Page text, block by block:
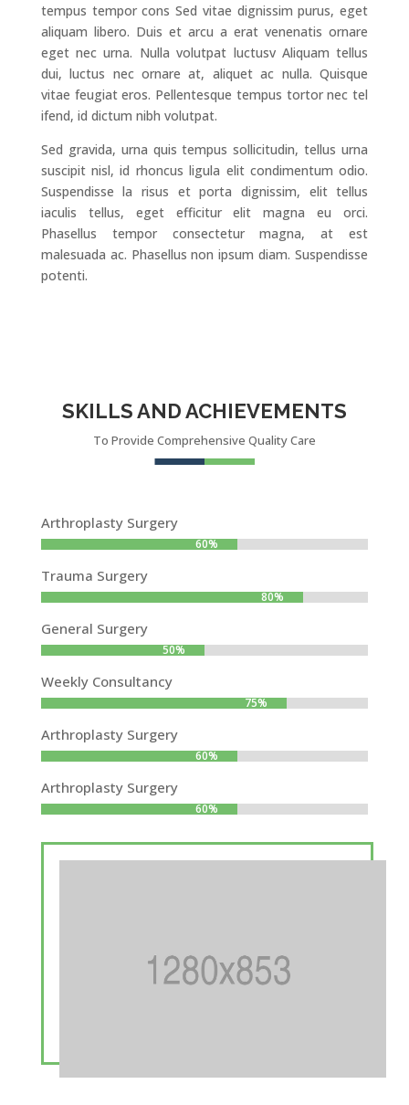
tempus tempor cons Sed vitae dignissim purus, eget
aliquam libero. Duis et arcu a erat venenatis ornare
eget nec urna. Nulla volutpat luctusv Aliquam tellus
dui, luctus nec ornare at, aliquet ac nulla. Quisque
vitae feugiat eros. Pellentesque tempus tortor nec tel
ifend, id dictum nibh volutpat.
Sed gravida, urna quis tempus sollicitudin, tellus urna
suscipit nisl, id rhoncus ligula elit condimentum odio.
Suspendisse la risus et porta dignissim, elit tellus
iaculis tellus, eget efficitur elit magna eu orci.
Phasellus tempor consectetur magna, at est
malesuada ac. Phasellus non ipsum diam. Suspendisse
potenti.
SKILLS AND ACHIEVEMENTS
To Provide Comprehensive Quality Care
Arthroplasty Surgery
60%
60%
Trauma Surgery
80%
80%
General Surgery
50%
50%
Weekly Consultancy
75%
75%
Arthroplasty Surgery
60%
60%
Arthroplasty Surgery
60%
60%